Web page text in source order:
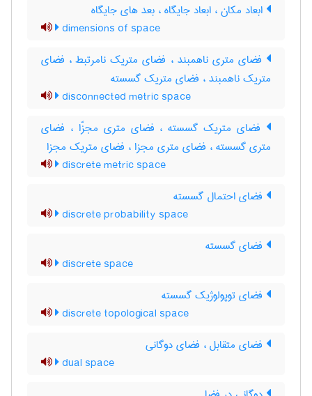
ابعاد مکان ، ابعاد جایگاه ، بعد های جایگاه
dimensions of space
فضای متری ناهمبند ، فضای متریک نامرتبط ، فضای
متریک ناهمبند ، فضای متریک گسسته
disconnected metric space
فضای متریک گسسته ، فضای متری مجزّا ، فضای
متری گسسته ، فضای متری مجزا ، فضای متریک مجزا
discrete metric space
فضای احتمال گسسته
discrete probability space
فضای گسسته
discrete space
فضای توپولوژیک گسسته
discrete topological space
فضای متقابل ، فضای دوگانی
dual space